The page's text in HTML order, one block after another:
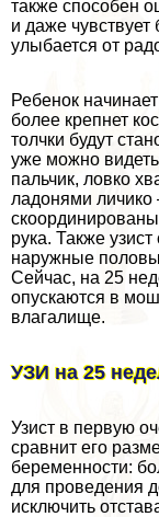
также способен
и даже
улыбается от
Ребенок
более крепнет
толчки будут
уже можно
пальчик, ловко
ладонями
рука. Также
наружные
Сейчас, на 25
опускаются в
влагалище.
УЗИ на 25
Узист в первую
сравнит его
беременности:
для проведения
исключить